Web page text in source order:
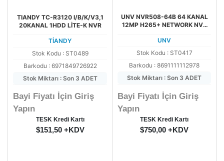
TIANDY TC-R3120 I/B/K/V3,1
20KANAL 1HDD LİTE-K NVR
TİANDY
Stok Kodu : ST0489
Barkodu : 6971849726922
Stok Miktarı : Son 3 ADET
Bayi Fiyatı İçin Giriş
Yapın
TESK Kredi Kartı
$151,50 +KDV
UNV NVR508-64B 64 KANAL
12MP H265+ NETWORK NVR
UNV
Stok Kodu : ST0417
Barkodu : 8691111112978
Stok Miktarı : Son 3 ADET
Bayi Fiyatı İçin Giriş
Yapın
TESK Kredi Kartı
$750,00 +KDV